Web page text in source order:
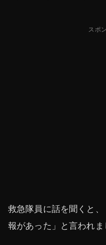
スポ
救急隊員に話を聞くと
報があった」と言われま